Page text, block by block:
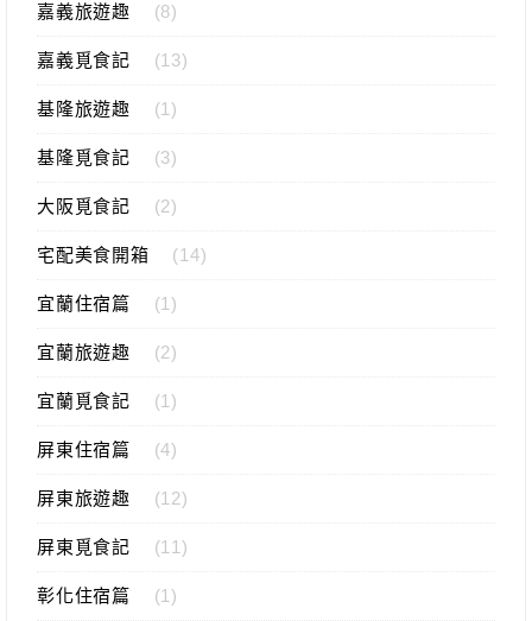
嘉義旅遊趣 (8)
嘉義覓食記 (13)
基隆旅遊趣 (1)
基隆覓食記 (3)
大阪覓食記 (2)
宅配美食開箱 (14)
宜蘭住宿篇 (1)
宜蘭旅遊趣 (2)
宜蘭覓食記 (1)
屏東住宿篇 (4)
屏東旅遊趣 (12)
屏東覓食記 (11)
彰化住宿篇 (1)